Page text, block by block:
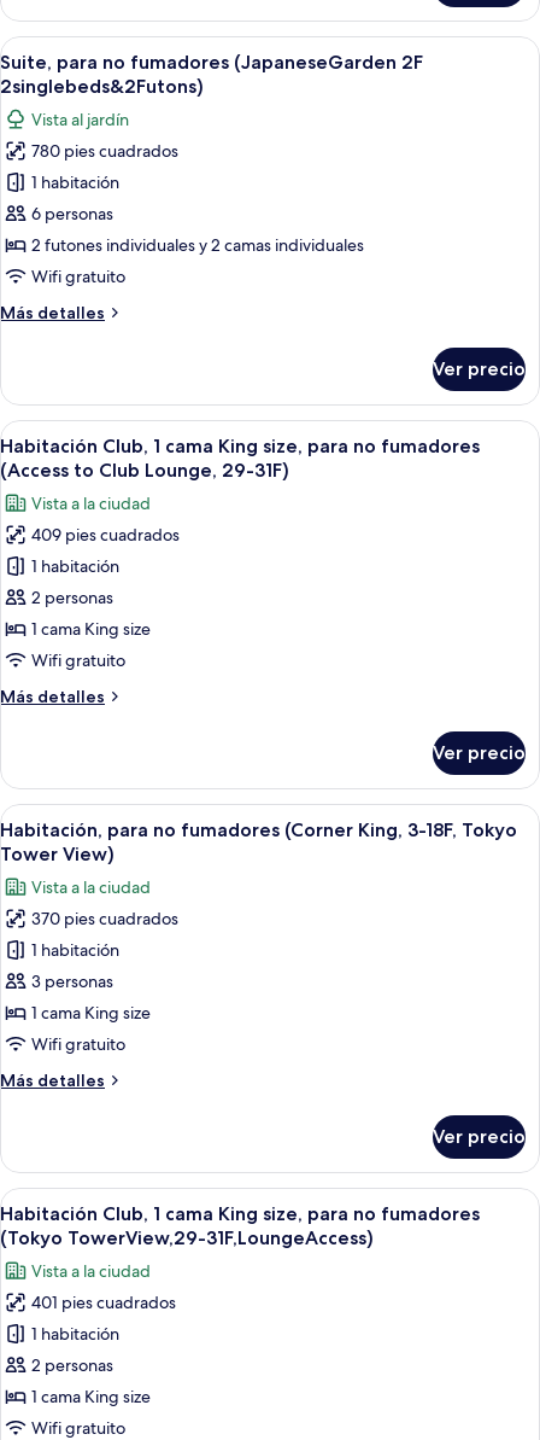
18F)
para
no
fumadores
(Corner
King,
3-
18F)
Abrir
todas
las
fotos
de
Suite,
para
no
fumadores
2F
Una habitación tradicional japonesa
9
Suite, para no fumadores (JapaneseGarden 2F
2singlebeds&2Futons)
Vista al jardín
780 pies cuadrados
1 habitación
6 personas
2 futones individuales y 2 camas individuales
Wifi gratuito
Más detalles
Más
para
no
fumadores
(JapaneseGarden
2F
2singlebeds&2Futons)
Ver precio
Abrir
todas
las
fotos
de
Habitación
Club,
1
cama
size,
fumadores
(Access
to
Club
Lounge,
29-
31F)
Una habitación de hotel moderna
33
Habitación Club, 1 cama King size, para no fumadores
(Access to Club Lounge, 29-31F)
Vista a la ciudad
409 pies cuadrados
1 habitación
2 personas
1 cama King size
Wifi gratuito
Más detalles
Más
Club,
cama
King
para
no
fumadores
(Access
to
Lounge,
29-
Ver precio
Abrir
todas
las
fotos
de
Habitación,
para
no
fumadores
King,
Tokyo
Tower
View)
Habitación de hotel con una cama
8
Habitación, para no fumadores (Corner King, 3-18F, Tokyo
Tower View)
Vista a la ciudad
370 pies cuadrados
1 habitación
3 personas
1 cama King size
Wifi gratuito
Más detalles
Más
para
no
fumadores
(Corner
King,
3-
18F,
Tokyo
Tower
View)
Ver precio
Abrir
todas
las
fotos
de
Habitación
Club,
1
cama
Habitación de hotel con una cama
32
Habitación Club, 1 cama King size, para no fumadores
(Tokyo TowerView,29-31F,LoungeAccess)
Vista a la ciudad
401 pies cuadrados
1 habitación
2 personas
1 cama King size
Wifi gratuito